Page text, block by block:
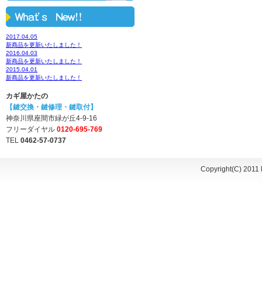
カギ屋かたの
【鍵交換・鍵修理・鍵取付】
神奈川県座間市緑が丘4-9-16
フリーダイヤル 0120-695-769
TEL 0462-57-0737
Copyright(C) 2011